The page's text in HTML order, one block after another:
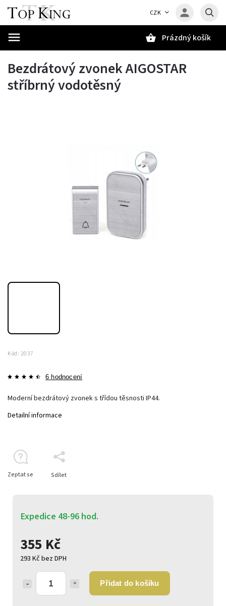
CZK
Prázdný košík
Bezdrátový zvonek AIGOSTAR
stříbrný vodotěsný
Kód: 2037
6 hodnocení
355 Kč
293 Kč bez DPH
Přidat do košíku
Expedice 48-96 hod.
Moderní bezdrátový zvonek s třídou těsnosti IP44.
Detailní informace
Zeptat se Sdílet